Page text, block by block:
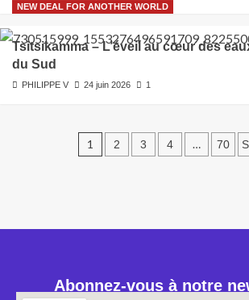
NEW DEAL FOR ANOTHER WORLD
Tsitsikamma – L’éveil au cœur des
du Sud
PHILIPPE V 24 juin 2026 1
1 2 3 4 … 70
Abonnez-vous à notre